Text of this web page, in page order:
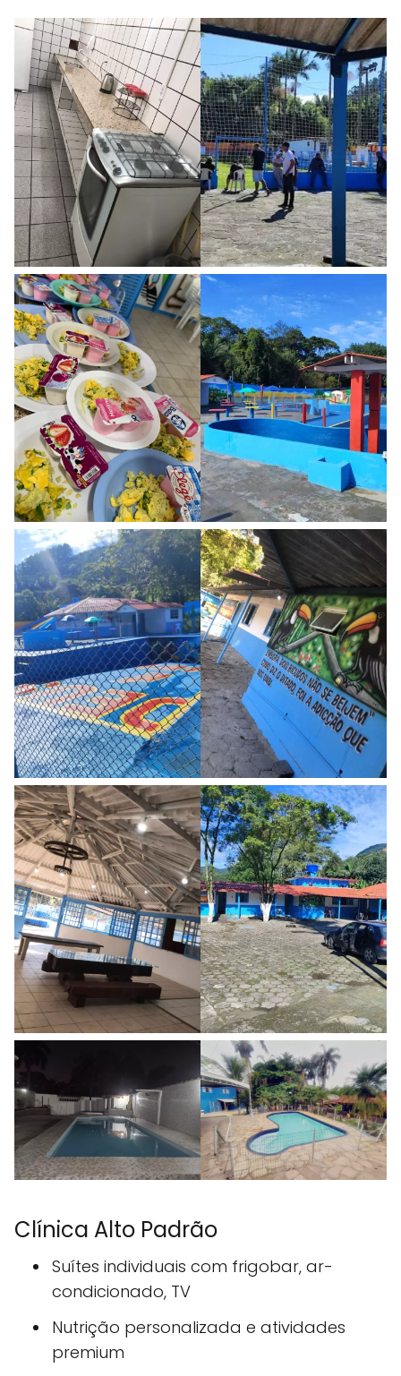
Clínica Alto Padrão
Suítes individuais com frigobar, ar-
condicionado, TV
Nutrição personalizada e atividades
premium